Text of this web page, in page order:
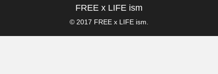
FREE x LIFE ism
© 2017 FREE x LIFE ism.